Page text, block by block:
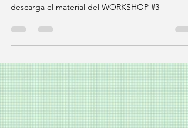
1 mar 2024
1 min de lectura
LA COMUNICACIÓN TÉCNICA
DEL PROYECTO: del modelo
3D a las fases de la obra
descarga el material del WORKSHOP #3